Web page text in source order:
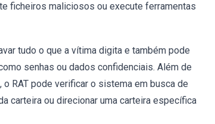
ficheiros maliciosos ou execute ferramentas
tudo o que a vítima digita e também pode
senhas ou dados confidenciais. Além de
RAT pode verificar o sistema em busca de
carteira ou direcionar uma carteira específica